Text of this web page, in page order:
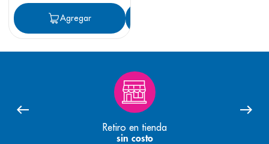
Agregar
Retiro en tienda
sin costo